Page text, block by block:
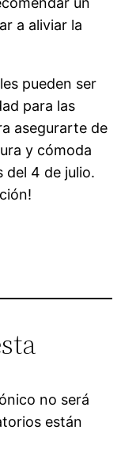
a aliviar la
pueden ser
para las
asegurarte de
y cómoda
del 4 de julio.
no será
están